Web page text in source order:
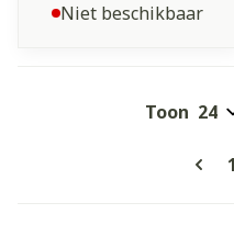
Niet beschikbaar
1
Toon